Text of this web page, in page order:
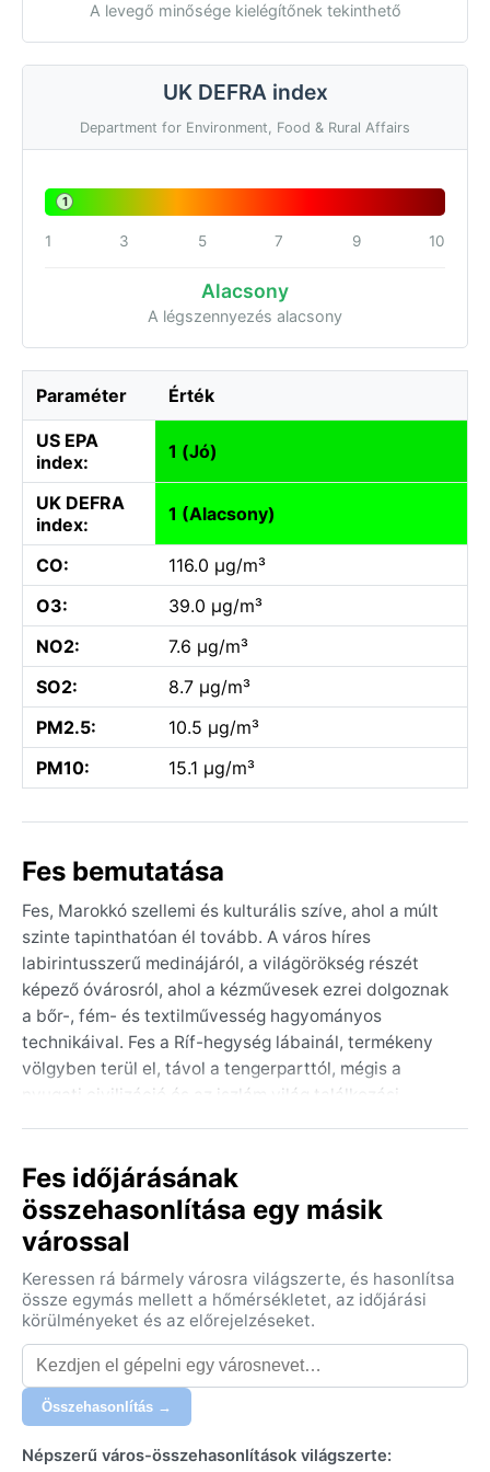
A levegő minősége kielégítőnek tekinthető
UK DEFRA index
Department for Environment, Food & Rural Affairs
1
1 3 5 7 9 10
Alacsony
A légszennyezés alacsony
Paraméter Érték
US EPA
index:
1 (Jó)
UK DEFRA
index:
1 (Alacsony)
CO:
116.0 µg/m³
O3:
39.0 µg/m³
NO2:
7.6 µg/m³
SO2:
8.7 µg/m³
PM2.5:
10.5 µg/m³
PM10:
15.1 µg/m³
Fes bemutatása
Fes, Marokkó szellemi és kulturális szíve, ahol a múlt
szinte tapinthatóan él tovább. A város híres
labirintusszerű medinájáról, a világörökség részét
képező óvárosról, ahol a kézművesek ezrei dolgoznak
a bőr-, fém- és textilművesség hagyományos
technikáival. Fes a Ríf-hegység lábainál, termékeny
völgyben terül el, távol a tengerparttól, mégis a
nyugati civilizáció és az iszlám világ találkozási
minaretjei uralják a városképet.
A város éghajlata a Köppen-rendszer szerint Csa,
azaz forró nyarú mediterrán. A nyarak rendkívül
gyakran 40 Celsius-fok fölé kúszik, a levegő száraz, a
páratartalom alacsony. A telek enyhék és
csapadékosak, decemberben és januárban az
átlaghőmérséklet 5–15 fok között mozog, gyakoriak a
záporok. Az éves csapadék nagy része novembertől
márciusig hull le, a nyári hónapok szinte teljesen
szárazak. A városba látogatók jól teszik, ha könnyű,
Fes időjárásának
összehasonlítása egy másik
várossal
Keressen rá bármely városra világszerte, és hasonlítsa
össze egymás mellett a hőmérsékletet, az időjárási
körülményeket és az előrejelzéseket.
Összehasonlítás →
Népszerű város-összehasonlítások világszerte: